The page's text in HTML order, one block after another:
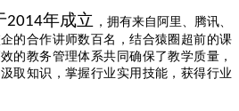
2014年成立 ，拥有来自阿里、腾讯、
的合作讲师数百名，结合猿圈超前的课
的教务管理体系共同确保了教学质量，
取知识，掌握行业实用技能，获得行业